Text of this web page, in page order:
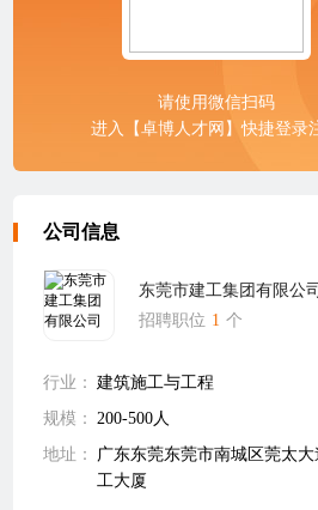
请使用微信扫码
进入【卓博人才网】快捷登录
公司信息
东莞市建工集团有限公司
招聘职位 1 个
行业： 建筑施工与工程
规模： 200-500人
地址：
广东东莞东莞市南城区莞太大
工大厦